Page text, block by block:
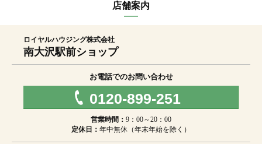
店舗案内
ロイヤルハウジング株式会社
南大沢駅前ショップ
お電話でのお問い合わせ
0120-899-251
営業時間： 9：00～20：00
定休日： 年中無休（年末年始を除く）